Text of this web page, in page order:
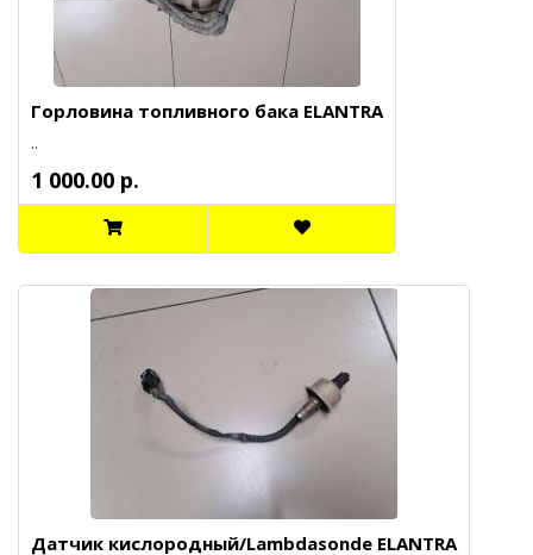
Горловина топливного бака ELANTRA
..
1 000.00 р.
Датчик кислородный/Lambdasonde ELANTRA